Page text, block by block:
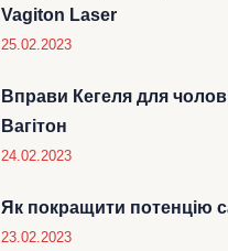
Vagiton Laser
25.02.2023
Вправи Кегеля для
Вагітон
24.02.2023
Як покращити потенцію
23.02.2023